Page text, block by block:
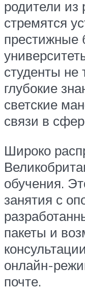
родители из
стремятся
престижные
студенты не
глубокие
светские
связи в
Широко
обучения.
занятия с
пакеты и
онлайн-
почте.